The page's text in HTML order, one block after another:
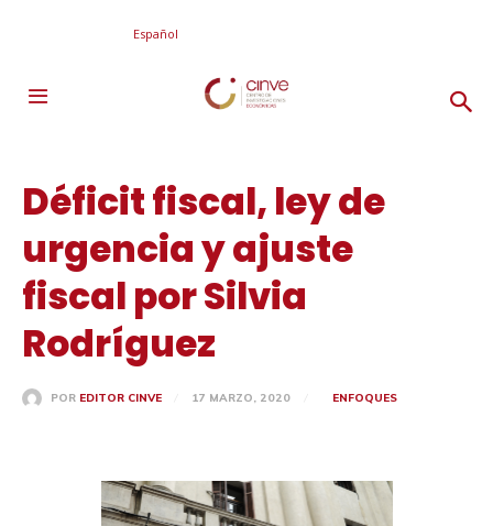
Español
Déficit fiscal, ley de
urgencia y ajuste
fiscal por Silvia
Rodríguez
POR EDITOR CINVE 17 MARZO, 2020 ENFOQUES